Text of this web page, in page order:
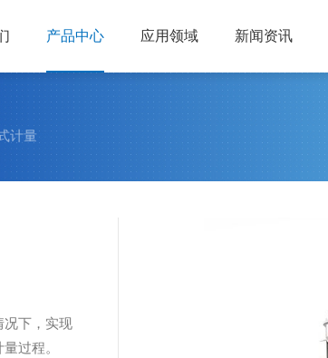
产品中心 应用领域 新闻资讯
计量
况下，实现
过程。